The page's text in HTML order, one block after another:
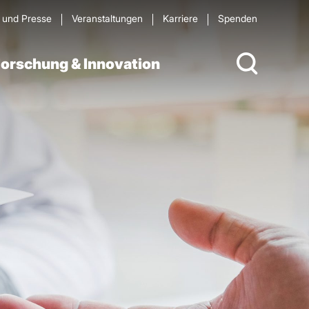
Presse Veran­staltungen Karriere Spenden
& Innovation